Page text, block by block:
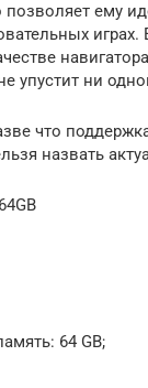
ему
упустит ни
что
назвать
64 GB;